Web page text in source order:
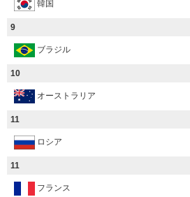
韓国
9
ブラジル
10
オーストラリア
11
ロシア
11
フランス